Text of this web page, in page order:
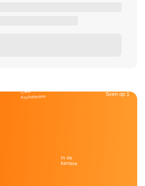
Café
Kockelmann
In de
kantine
Sven op 1